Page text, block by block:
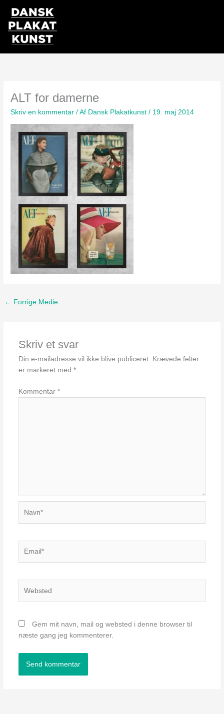
indholdet
ALT for damerne
Skriv en kommentar / Af Dansk Plakatkunst/ 19. maj 2014
← Forrige Medie
Skriv et svar
Din e-mailadresse vil ikke blive publiceret. Krævede felter
er markeret med *
Kommentar *
Gem mit navn, mail og websted i denne browser til
næste gang jeg kommenterer.